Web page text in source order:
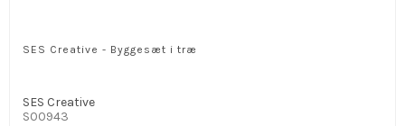
SES Creative - Byggesæt i træ
SES Creative
S00943